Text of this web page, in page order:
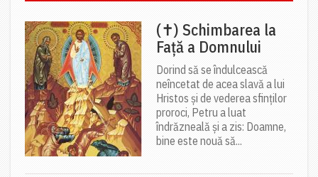
(✝) Schimbarea la
Față a Domnului
Dorind să se îndulcească
neîncetat de acea slavă a lui
Hristos și de vederea sfinților
proroci, Petru a luat
îndrăzneală și a zis: Doamne,
bine este nouă să...